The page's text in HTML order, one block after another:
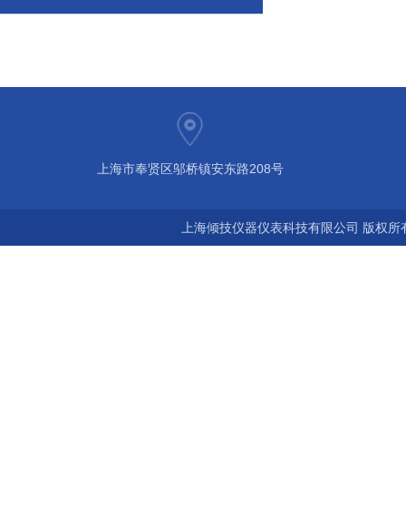
上海市奉贤区邬桥镇安东路208号
上海倾技仪器仪表科技有限公司 版权